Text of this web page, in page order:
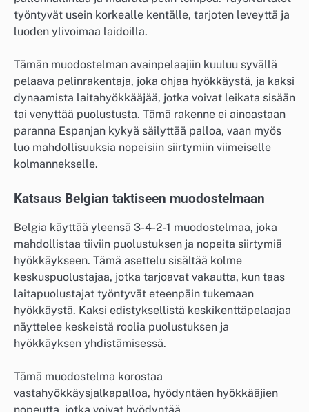
työntyvät usein korkealle kentälle, tarjoten leveyttä ja
luoden ylivoimaa laidoilla.
Tämän muodostelman avainpelaajiin kuuluu syvällä
pelaava pelinrakentaja, joka ohjaa hyökkäystä, ja kaksi
dynaamista laitahyökkääjää, jotka voivat leikata sisään
tai venyttää puolustusta. Tämä rakenne ei ainoastaan
paranna Espanjan kykyä säilyttää palloa, vaan myös
luo mahdollisuuksia nopeisiin siirtymiin viimeiselle
kolmannekselle.
Katsaus Belgian taktiseen muodostelmaan
Belgia käyttää yleensä 3-4-2-1 muodostelmaa, joka
mahdollistaa tiiviin puolustuksen ja nopeita siirtymiä
hyökkäykseen. Tämä asettelu sisältää kolme
keskuspuolustajaa, jotka tarjoavat vakautta, kun taas
laitapuolustajat työntyvät eteenpäin tukemaan
hyökkäystä. Kaksi edistyksellistä keskikenttäpelaajaa
näyttelee keskeistä roolia puolustuksen ja
hyökkäyksen yhdistämisessä.
Tämä muodostelma korostaa
vastahyökkäysjalkapalloa, hyödyntäen hyökkääjien